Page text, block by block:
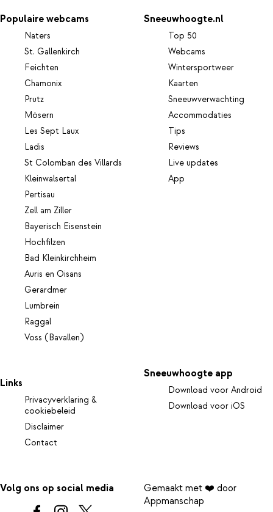
Populaire webcams
Naters
St. Gallenkirch
Feichten
Chamonix
Prutz
Mösern
Les Sept Laux
Ladis
St Colomban des Villards
Kleinwalsertal
Pertisau
Zell am Ziller
Bayerisch Eisenstein
Hochfilzen
Bad Kleinkirchheim
Auris en Oisans
Gerardmer
Lumbrein
Raggal
Voss (Bavallen)
Sneeuwhoogte.nl
Top 50
Webcams
Wintersportweer
Kaarten
Sneeuwverwachting
Accommodaties
Tips
Reviews
Live updates
App
Links
Privacyverklaring &
cookiebeleid
Disclaimer
Contact
Sneeuwhoogte app
Download voor Android
Download voor iOS
Volg ons op social media
Gemaakt met ❤️ door
Appmanschap